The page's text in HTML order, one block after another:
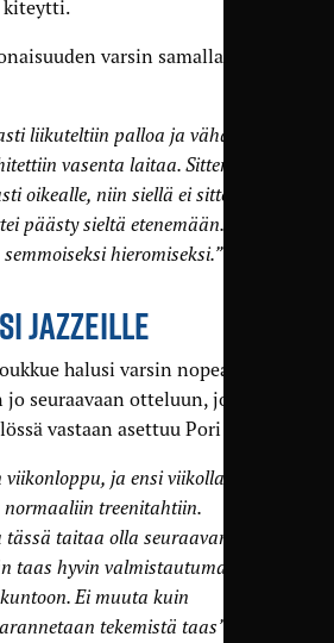
kiteytti.
varsin samalla
liikuteltiin palloa ja vähän
vasenta laitaa. Sitten kun
oikealle, niin siellä ei sitten ollut
päästy sieltä etenemään. Se
hieromiseksi.”
JAZZEILLE
halusi varsin nopeasti
seuraavaan otteluun, jossa
vastaan asettuu Pori Jazz.
ja ensi viikolla
treenitahtiin.
taitaa olla seuraavan
taas hyvin valmistautumaan ja
Ei muuta kuin
tekemistä taas”